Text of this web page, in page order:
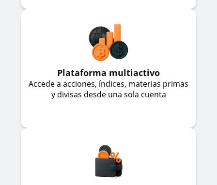
Plataforma multiactivo
Accede a acciones, índices, materias primas
y divisas desde una sola cuenta